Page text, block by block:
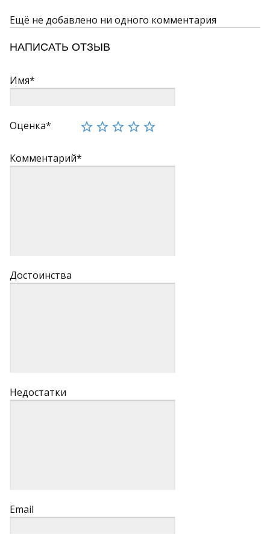
Ещё не добавлено ни одного комментария
НАПИСАТЬ ОТЗЫВ
Имя*
Оценка*
Комментарий*
Достоинства
Недостатки
Email